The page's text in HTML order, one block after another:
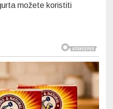
možete koristiti